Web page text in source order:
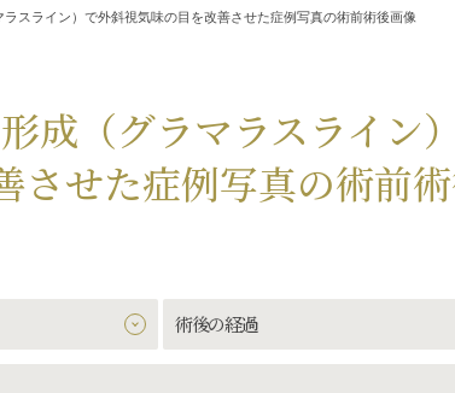
スライン）で外斜視気味の目を改善させた症例写真の術前術後画像
成（グラマラスライン
させた症例写真の術前
術後の経過